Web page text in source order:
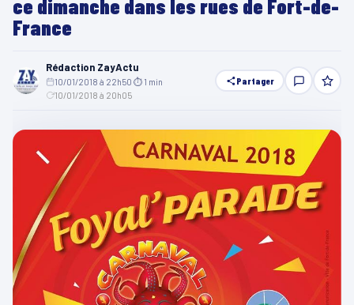
ce dimanche dans les rues de Fort-de-
France
Rédaction ZayActu
10/01/2018 à 22h50 ⏱ 1 min
10/01/2018 à 20h05
Partager